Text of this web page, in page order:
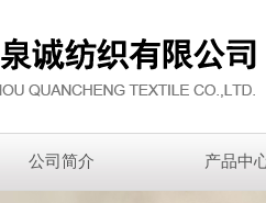
公司简介 产品中